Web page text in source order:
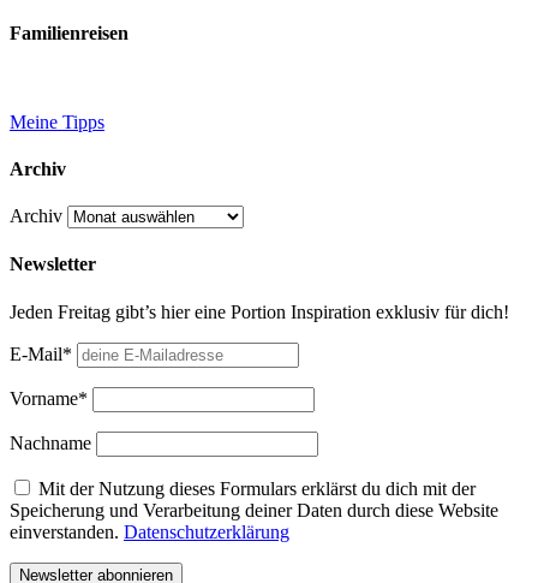
Familienreisen
Meine Tipps
Archiv
Archiv
Newsletter
Jeden Freitag gibt’s hier eine Portion Inspiration exklusiv für dich!
E-Mail*
Vorname*
Nachname
Mit der Nutzung dieses Formulars erklärst du dich mit der
Speicherung und Verarbeitung deiner Daten durch diese Website
einverstanden. Datenschutzerklärung